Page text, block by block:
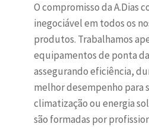
O compromisso da A.Dias
inegociável em todos os
produtos. Trabalhamos
equipamentos de ponta
assegurando eficiência,
melhor desempenho para
climatização ou energia
são formadas por